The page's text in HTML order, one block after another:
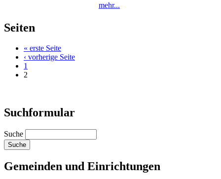
mehr...
Seiten
« erste Seite
‹ vorherige Seite
1
2
Suchformular
Suche
Gemeinden und Einrichtungen